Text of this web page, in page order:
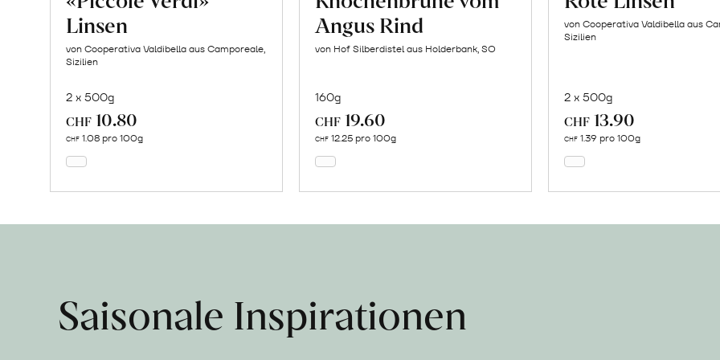
Linsen
von Cooperativa Valdibella aus Camporeale,
Sizilien
2 x 500g
CHF 10.80
CHF 1.08 pro 100g
Angus Rind
von Hof Silberdistel aus Holderbank, SO
160g
CHF 19.60
CHF 12.25 pro 100g
von Cooperativa Valdibella aus
Sizilien
2 x 500g
CHF 13.90
CHF 1.39 pro 100g
Saisonale Inspirationen